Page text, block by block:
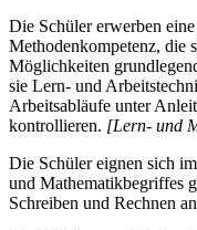
Die Schüler erwerben
Methodenkompetenz, die
Möglichkeiten
sie Lern- und
Arbeitsabläufe unter
kontrollieren. [Lern- und
Die Schüler eignen sich
und Mathematikbegriffes
Schreiben und Rechnen